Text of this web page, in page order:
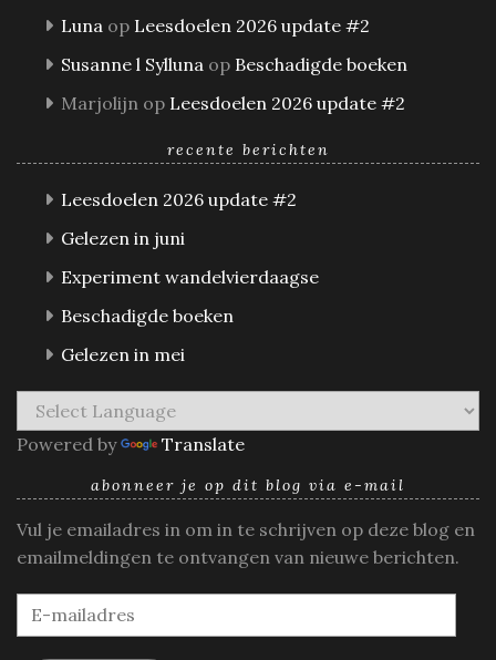
Luna op Leesdoelen 2026 update #2
Susanne l Sylluna op Beschadigde boeken
Marjolijn op Leesdoelen 2026 update #2
recente berichten
Leesdoelen 2026 update #2
Gelezen in juni
Experiment wandelvierdaagse
Beschadigde boeken
Gelezen in mei
Powered by Translate
abonneer je op dit blog via e-mail
Vul je emailadres in om in te schrijven op deze blog en
emailmeldingen te ontvangen van nieuwe berichten.
E-
mailadres